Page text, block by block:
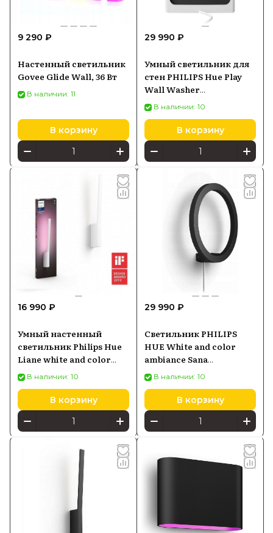
9 290 ₽
Настенный светильник
Govee Glide Wall, 36 Вт
В наличии: 11
В корзину
29 990 ₽
Умный светильник для
стен PHILIPS Hue Play
Wall Washer
8720169339651
В наличии: 10
В корзину
16 990 ₽
Умный настенный
светильник Philips Hue
Liane white and color
ambience Bluetooth
Белый 929003053201
В наличии: 10
В корзину
29 990 ₽
Светильник PHILIPS
HUE White and color
ambiance Sana
929003052901, черный
В наличии: 10
В корзину